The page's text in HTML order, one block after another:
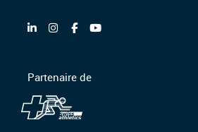
Partenaire de